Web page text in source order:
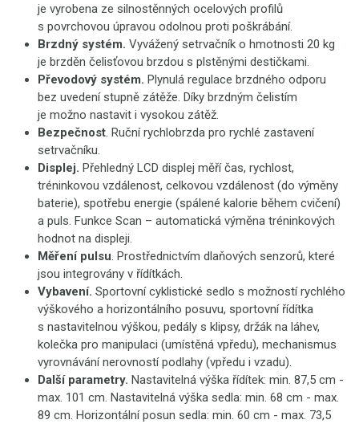
je vyrobena ze silnostěnných ocelových profilů
s povrchovou úpravou odolnou proti poškrábání.
Brzdný systém. Vyvážený setrvačník o hmotnosti 20 kg
je brzděn čelisťovou brzdou s plstěnými destičkami.
Převodový systém. Plynulá regulace brzdného odporu
bez uvedení stupně zátěže. Díky brzdným čelistím
je možno nastavit i vysokou zátěž.
Bezpečnost. Ruční rychlobrzda pro rychlé zastavení
setrvačníku.
Displej. Přehledný LCD displej měří čas, rychlost,
tréninkovou vzdálenost, celkovou vzdálenost (do výměny
baterie), spotřebu energie (spálené kalorie během cvičení)
a puls. Funkce Scan – automatická výměna tréninkových
hodnot na displeji.
Měření pulsu. Prostřednictvím dlaňových senzorů, které
jsou integrovány v řídítkách.
Vybavení. Sportovní cyklistické sedlo s možností rychlého
výškového a horizontálního posuvu, sportovní řídítka
s nastavitelnou výškou, pedály s klipsy, držák na láhev,
kolečka pro manipulaci (umístěná vpředu), mechanismus
vyrovnávání nerovností podlahy (vpředu i vzadu).
Další parametry. Nastavitelná výška řídítek: min. 87,5 cm -
max. 101 cm. Nastavitelná výška sedla: min. 68 cm - max.
89 cm. Horizontální posun sedla: min. 60 cm - max. 73,5